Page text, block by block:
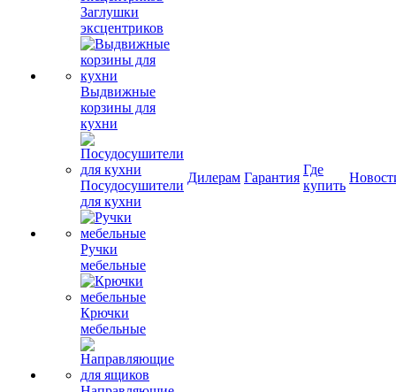
Заглушки
эксцентриков
Выдвижные
корзины для
кухни
Посудосушители
для кухни
Ручки
мебельные
Крючки
мебельные
Дилерам Гарантия
Где
купить